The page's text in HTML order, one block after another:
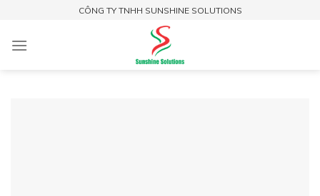
content
CÔNG TY TNHH SUNSHINE SOLUTIONS